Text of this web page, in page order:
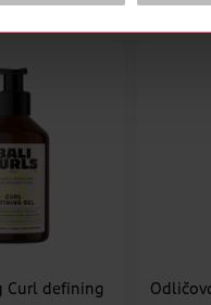
o cookies<
Curl defining